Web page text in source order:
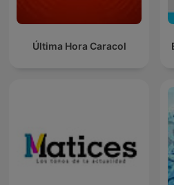
Última Hora Caracol